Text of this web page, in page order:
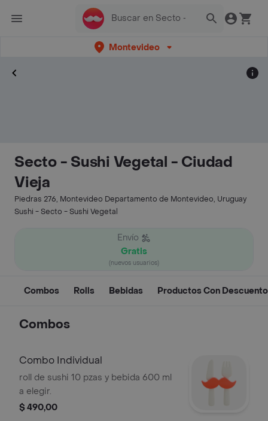
Montevideo
Secto - Sushi Vegetal - Ciudad
Vieja
Piedras 276, Montevideo Departamento de Montevideo, Uruguay
Sushi - Secto - Sushi Vegetal
Envío
Gratis
(nuevos usuarios)
Combos Rolls Bebidas Productos Con
Combos
Combo Individual
roll de sushi 10 pzas y bebida 600 ml
a elegir.
$ 490,00